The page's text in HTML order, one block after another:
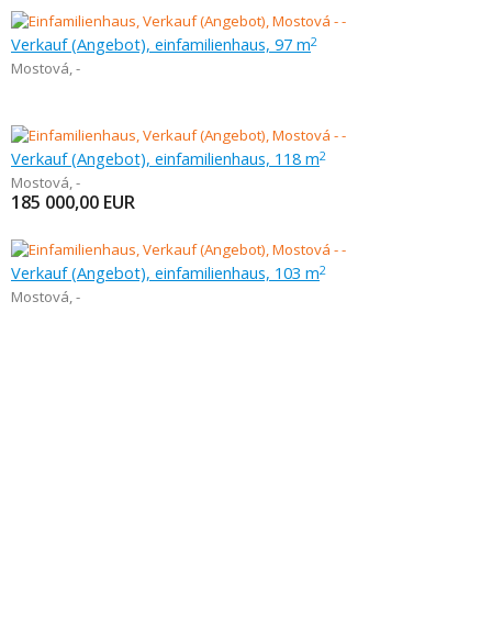
Verkauf (Angebot), einfamilienhaus, 97 m2
Mostová,-
Verkauf (Angebot), einfamilienhaus, 118 m2
Mostová,-
185 000,00 EUR
Verkauf (Angebot), einfamilienhaus, 103 m2
Mostová,-